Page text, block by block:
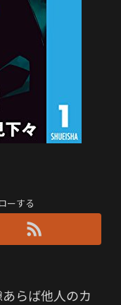
ーする
らば他人のカ